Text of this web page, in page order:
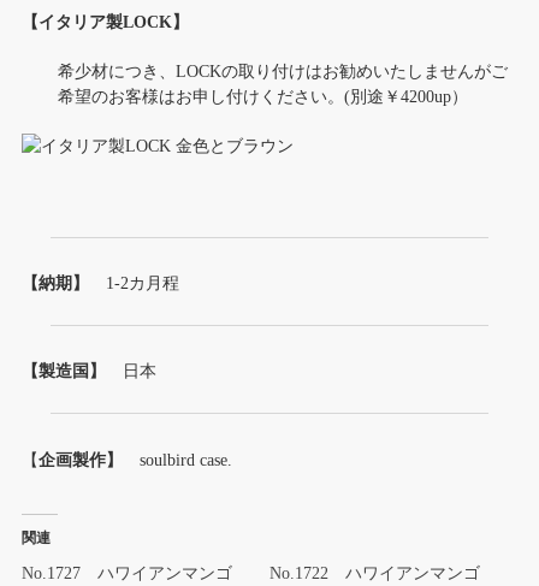
【イタリア製LOCK】
希少材につき、LOCKの取り付けはお勧めいたしませんがご
希望のお客様はお申し付けください。(別途￥4200up）
【納期】 1-2カ月程
【製造国】 日本
【企画製作】 soulbird case.
関連
No.1727 ハワイアンマンゴ
No.1722 ハワイアンマンゴ